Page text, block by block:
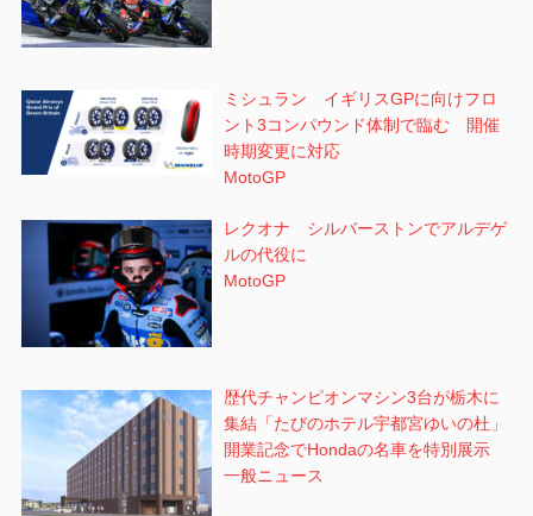
ミシュラン イギリスGPに向けフロ
ント3コンパウンド体制で臨む 開催
時期変更に対応
MotoGP
レクオナ シルバーストンでアルデゲ
ルの代役に
MotoGP
歴代チャンピオンマシン3台が栃木に
集結「たびのホテル宇都宮ゆいの杜」
開業記念でHondaの名車を特別展示
一般ニュース